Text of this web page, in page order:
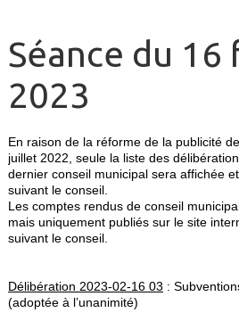
Séance du
2023
En raison de la réforme de la publicité
juillet 2022, seule la liste des
dernier conseil municipal sera affichée
suivant le conseil.
Les comptes rendus de conseil
mais uniquement publiés sur le site
suivant le conseil.
Délibération 2023-02-16 03 :
(adoptée à l’unanimité)